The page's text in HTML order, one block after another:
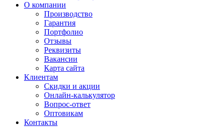
О компании
Производство
Гарантия
Портфолио
Отзывы
Реквизиты
Вакансии
Карта сайта
Клиентам
Скидки и акции
Онлайн-калькулятор
Вопрос-ответ
Оптовикам
Контакты